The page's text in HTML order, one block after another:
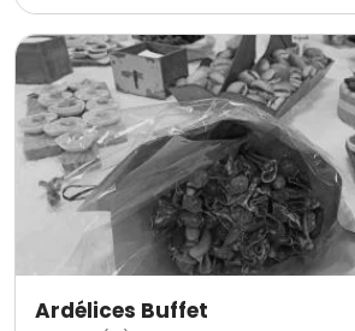
inoubliables.
Ardélices Buffet